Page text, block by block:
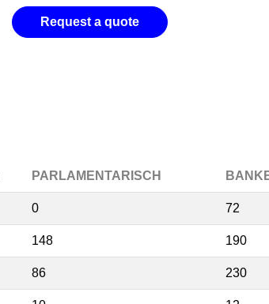
Request a quote
PARLAMENTARISCH
0 72
148 190
86 230